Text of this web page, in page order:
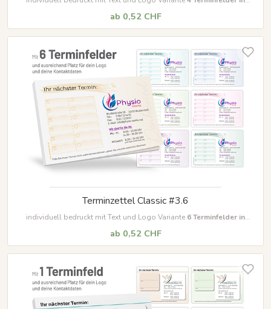
ab 0,52 CHF
Terminzettel Classic #3.6
individuell bedruckt mit Text und Logo Variante 6Terminfelder in
ab 0,52 CHF